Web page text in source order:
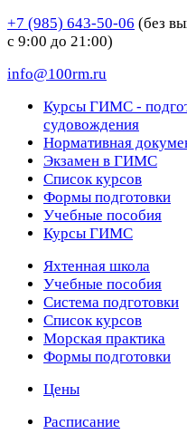
+7 (985) 643-50-06 (без
с 9:00 до 21:00)
info@100rm.ru
Курсы ГИМС -
судовождения
Нормативная
Экзамен в ГИМС
Список курсов
Формы подготовки
Учебные пособия
Курсы ГИМС
Яхтенная школа
Учебные пособия
Cистема подготовки
Список курсов
Морская практика
Формы подготовки
Цены
Расписание